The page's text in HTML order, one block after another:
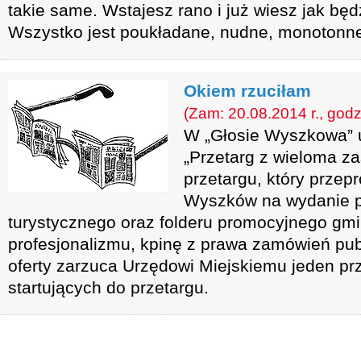
takie same. Wstajesz rano i już wiesz jak
Wszystko jest poukładane, nudne,
Okiem rzuciłam
(Zam: 20.08.2014 r.,
W „Głosie Wyszkowa”
„Przetarg z wieloma
przetargu, który
Wyszków na wydanie
turystycznego oraz folderu promocyjnego
profesjonalizmu, kpinę z prawa zamówień
oferty zarzuca Urzędowi Miejskiemu jeden
startujących do przetargu.